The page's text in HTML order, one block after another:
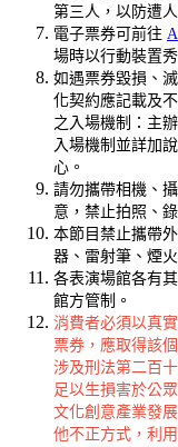
第三人，以防遭
電子票券可前往
場時以行動裝置秀
如遇票券毀損、
化契約應記載及
之入場機制：主
入場機制並詳加
心。
請勿攜帶相機、
意，禁止拍照、
本節目禁止攜帶
器、雷射筆、煙
各表演場館各有
館方管制。
消費者必須以真
票券，應取得該
涉及刑法第二百
足以生損害於公
文化創意產業發
他不正方式，利